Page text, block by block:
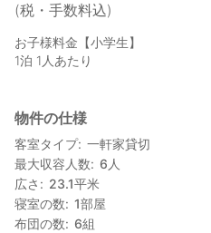
☆のどかな場所で、農業体験♪
ペットの山羊さんもいますよ～
(税・手数料込)
お子様料金【小学生】
1泊 1人あたり
物件の仕様
客室タイプ 一軒家貸切
最大収容人数
6 人
広さ
23.1平米
寝室の数
1部屋
布団の数
6組